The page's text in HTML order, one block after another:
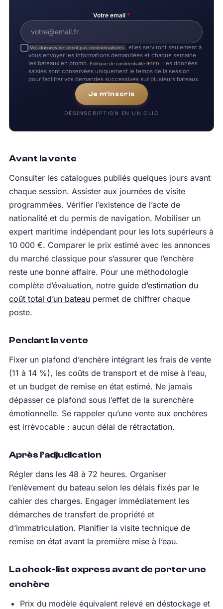
Votre email *
Vos données ne seront pas commercialisées , elles serviront seulement à
vous envoyer les informations demandées et chaque semaine
les bateaux en promo. Politique de confidentialité RGPD. Les données
saisies sont conservées uniquement le temps de la session
pour faciliter vos demandes successives sur plusieurs bateaux.
Je m'inscris
DÉSINSCRIPTION EN UN CLIC
Avant la vente
Consulter les catalogues publiés quelques jours avant
chaque session. Assister aux journées de visite
programmées. Vérifier l’existence de l’acte de
nationalité et du permis de navigation. Mobiliser un
expert maritime indépendant pour les lots supérieurs à
10 000 €. Comparer le prix estimé avec les annonces
du marché classique pour s’assurer que l’enchère
reste une bonne affaire. Pour une méthodologie
complète d’évaluation, notre guide d’estimation du
coût total d’un bateaupermet de chiffrer chaque
poste.
Pendant la vente
Fixer un plafond d’enchère intégrant les frais de vente
(11 à 14 %), les coûts de transport et de mise à l’eau,
et un budget de remise en état estimé. Ne jamais
dépasser ce plafond sous l’effet de la surenchère
émotionnelle. Se rappeler qu’une vente aux enchères
est irrévocable : aucun délai de rétractation.
Après l’adjudication
Régler dans les 48 à 72 heures. Organiser
l’enlèvement du bateau selon les délais fixés par le
cahier des charges. Engager immédiatement les
démarches de transfert de propriété et
d’immatriculation. Planifier la visite technique de
remise en état avant la première mise à l’eau.
La check-list express avant de porter une
enchère
Prix du modèle équivalent relevé en déstockage et